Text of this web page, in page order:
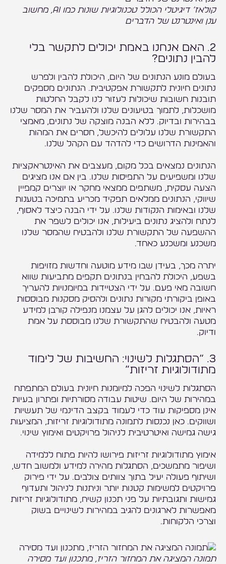
קולאז’ דיגיטלי הכולל טכנולוגיות שונות כמו AI, מחשוב
ענן ואינטרנט של הדברים
2. האם אנחנו באמת יכולים לתקשר בלי
להבין נתונים?
בעולם מונע הנתונים של היום, היכולת להבין ולפרש
נתונים חיונית לתקשורת אפקטיבית. הנתונים מספקים
תובנות חשובות שיכולות לעזור לנו לקבל החלטות
מושכלות, לתמוך בטיעונים שלנו ולהעביר את המסר שלנו
בבהירות ובדיוק. ללא הבנה מוצקה של נתונים, מאמצי
התקשורת שלנו עלולים להיכשל, חסרים את המהות
והאמינות הדרושים כדי להדהד עם הקהל שלנו.
הנתונים נמצאים בכל מקום, מעצבים את האינטראקציות
שלנו ומשפיעים על התפיסות שלנו. בין אם אנו מציגים
הצעה עסקית, משתפים ממצאי מחקר או יוצרים קמפיין
שיווקי, הנתונים ממלאים תפקיד מכריע בתמיכה בטענות
שלנו ובאימות הנקודות שלנו. על ידי הבנה כיצד לאסוף,
לנתח ולהציג נתונים ביעילות, אנו יכולים לשפר את
ההשפעה של התקשורת שלנו ולהבטיח שהמסר שלנו
משכנע ומשכנע כאחד.
יתרה מכך, בעידן שבו מידע מוטעה וחדשות מזויפות
בשפע, היכולת להבחין בנתונים תקפים מתביעות שווא
חשובה מאי פעם. על ידי הצטיידות במיומנויות להעריך
באופן ביקורתי מקורות נתונים ולהסיק מסקנות מבוססות
ראיות, אנו יכולים להגן על עצמנו מנפילה קורבן למידע
מטעה ולהבטיח שהתקשורת שלנו מבוססת על אמת
ודיוק.
3. “הסתגלות לשינוי: החשיבות של לימוד
מתודולוגיות זריזות”
הסתגלות לשינוי הפכה למיומנות חיונית בעולם המתפתח
במהירות של היום. שיטות עבודה מסורתיות ופתרון בעיות
אינן מספיקות עוד כדי לעמוד בקצב הדינמי של תעשיות
ושווקים. כאן נכנסות לתמונה מתודולוגיות זריזות, המציעות
גישה גמישה ואיטרטיבית לניהול פרויקטים ואימוץ שינוי.
אימוץ מתודולוגיות זריזות פירושו להיות פתוח ללמידה
ושיפור מתמשכים, הסתגלות מהירה למידע ולמשוב חדש,
ושיתוף פעולה יעיל בתוך צוותים צולבים. על ידי פירוק
פרויקטים למשימות קטנות יותר וניתנות לניהול ותעדוף
גמישות ותגובתיות על פני תכנון קשיח, מתודולוגיות זריזות
מאפשרות לארגונים להגיב במהירות לשינויים בשוק
וצרכי הלקוחות.
תמונה המציגה את המחזור הזריז, מתכנון ועד מסירה